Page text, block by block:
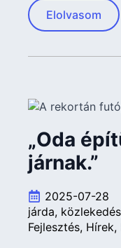
Elolvasom
„Oda
járnak.”
2025-07-28
járda közlekedés
Fejlesztés Hírek